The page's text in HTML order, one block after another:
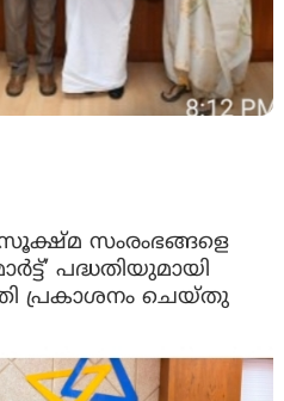
സംരംഭങ്ങളെ
പദ്ധതിയുമായി
പ്രകാശനം ചെയ്തു